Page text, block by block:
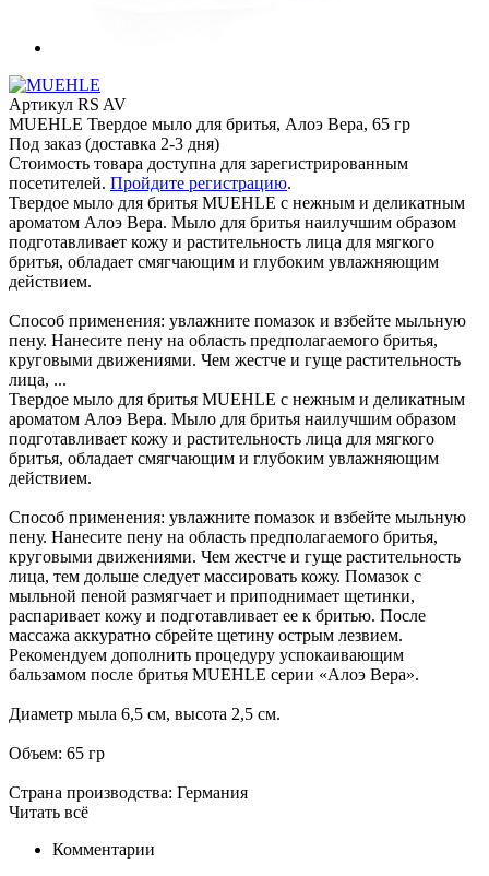
Артикул RS AV
MUEHLE Твердое мыло для бритья, Алоэ Вера, 65 гр
Под заказ (доставка 2-3 дня)
Стоимость товара доступна для зарегистрированным
посетителей. Пройдите регистрацию.
Твердое мыло для бритья MUEHLE c нежным и деликатным
ароматом Алоэ Вера. Мыло для бритья наилучшим образом
подготавливает кожу и растительность лица для мягкого
бритья, обладает смягчающим и глубоким увлажняющим
действием.
Способ применения: увлажните помазок и взбейте мыльную
пену. Нанесите пену на область предполагаемого бритья,
круговыми движениями. Чем жестче и гуще растительность
лица, ...
Твердое мыло для бритья MUEHLE c нежным и деликатным
ароматом Алоэ Вера. Мыло для бритья наилучшим образом
подготавливает кожу и растительность лица для мягкого
бритья, обладает смягчающим и глубоким увлажняющим
действием.
Способ применения: увлажните помазок и взбейте мыльную
пену. Нанесите пену на область предполагаемого бритья,
круговыми движениями. Чем жестче и гуще растительность
лица, тем дольше следует массировать кожу. Помазок с
мыльной пеной размягчает и приподнимает щетинки,
распаривает кожу и подготавливает ее к бритью. После
массажа аккуратно сбрейте щетину острым лезвием.
Рекомендуем дополнить процедуру успокаивающим
бальзамом после бритья MUEHLE серии «Алоэ Вера».
Диаметр мыла 6,5 см, высота 2,5 см.
Объем: 65 гр
Страна производства: Германия
Читать всё
Комментарии